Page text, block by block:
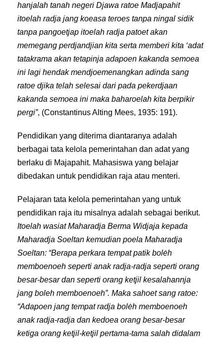
hanjalah tanah negeri Djawa ratoe Madjapahit
itoelah radja jang koeasa teroes tanpa ningal sidik
tanpa pangoetjap itoelah radja patoet akan
memegang perdjandjian kita serta memberi kita ‘adat
tatakrama akan tetapinja adapoen kakanda semoea
ini lagi hendak mendjoemenangkan adinda sang
ratoe djika telah selesai dari pada pekerdjaan
kakanda semoea ini maka baharoelah kita berpikir
pergi”, (Constantinus Alting Mees, 1935: 191).
Pendidikan yang diterima diantaranya adalah
berbagai tata kelola pemerintahan dan adat yang
berlaku di Majapahit. Mahasiswa yang belajar
dibedakan untuk pendidikan raja atau menteri.
Pelajaran tata kelola pemerintahan yang untuk
pendidikan raja itu misalnya adalah sebagai berikut.
Itoelah wasiat Maharadja Berma Widjaja kepada
Maharadja Soeltan kemudian poela Maharadja
Soeltan: “Berapa perkara tempat patik bolėh
memboenoeh seperti anak radja-radja seperti orang
besar-besar dan seperti orang ketjil kesalahannja
jang boleh memboenoeh”. Maka sahoet sang ratoe:
“Adapoen jang tempat radja bolėh memboenoeh
anak radja-radja dan kedoea orang besar-besar
ketiga orang ketjil-ketjil pertama-tama salah didalam